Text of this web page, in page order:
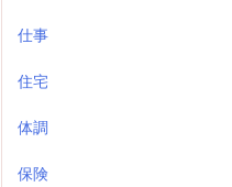
仕事
住宅
体調
保険